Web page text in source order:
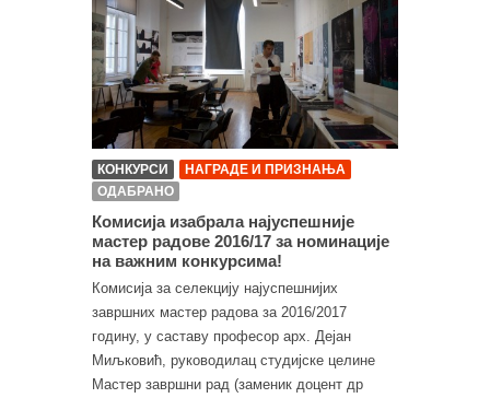
КОНКУРСИ
НАГРАДЕ И ПРИЗНАЊА
ОДАБРАНО
Комисија изабрала најуспешније
мастер радове 2016/17 за номинације
на важним конкурсима!
Комисија за селекцију најуспешнијих
завршних мастер радова за 2016/2017
годину, у саставу професор арх. Дејан
Миљковић, руководилац студијске целине
Мастер завршни рад (заменик доцент др